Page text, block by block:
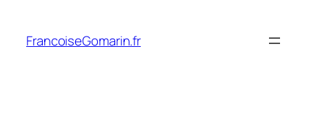
contenu
FrancoiseGomarin.fr